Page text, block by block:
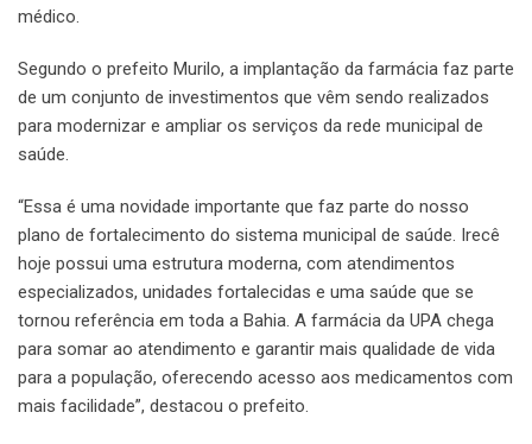
médico.
Segundo o prefeito Murilo, a implantação da farmácia faz parte
de um conjunto de investimentos que vêm sendo realizados
para modernizar e ampliar os serviços da rede municipal de
saúde.
“Essa é uma novidade importante que faz parte do nosso
plano de fortalecimento do sistema municipal de saúde. Irecê
hoje possui uma estrutura moderna, com atendimentos
especializados, unidades fortalecidas e uma saúde que se
tornou referência em toda a Bahia. A farmácia da UPA chega
para somar ao atendimento e garantir mais qualidade de vida
para a população, oferecendo acesso aos medicamentos com
mais facilidade”, destacou o prefeito.